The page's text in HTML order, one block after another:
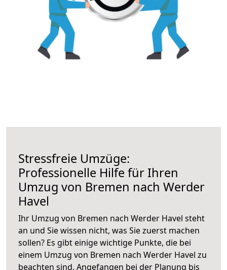
Stressfreie Umzüge:
Professionelle Hilfe für Ihren
Umzug von Bremen nach Werder
Havel
Ihr Umzug von Bremen nach Werder Havel steht
an und Sie wissen nicht, was Sie zuerst machen
sollen? Es gibt einige wichtige Punkte, die bei
einem Umzug von Bremen nach Werder Havel zu
beachten sind. Angefangen bei der Planung bis